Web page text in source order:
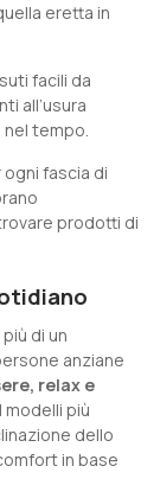
eretta in
facili da
all’usura
tempo.
fascia di
prodotti di
di un
anziane
relax e
modelli più
dello
in base